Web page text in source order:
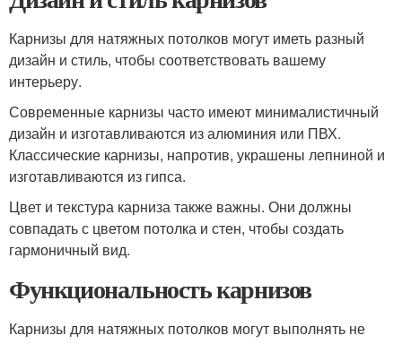
Карнизы для натяжных потолков могут иметь разный
дизайн и стиль, чтобы соответствовать вашему
интерьеру.
Современные карнизы часто имеют минималистичный
дизайн и изготавливаются из алюминия или ПВХ.
Классические карнизы, напротив, украшены лепниной и
изготавливаются из гипса.
Цвет и текстура карниза также важны. Они должны
совпадать с цветом потолка и стен, чтобы создать
гармоничный вид.
Функциональность карнизов
Карнизы для натяжных потолков могут выполнять не